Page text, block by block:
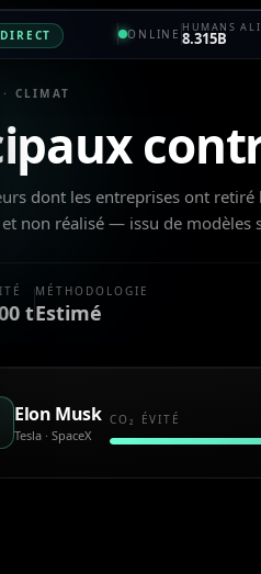
ONLINE HUMANS
8.315B
· CLIMAT
dont les entreprises ont
et non réalisé — issu de modèles
t
MÉTHODOLOGIE
Estimé
Elon Musk
Tesla · SpaceX
CO₂ ÉVITÉ